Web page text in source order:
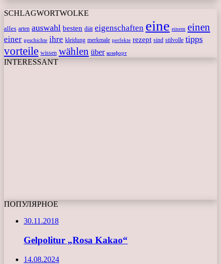
SCHLAGWORTWOLKE
alles arten auswahl besten diät eigenschaften eine einem einen
einer geschichte ihre kleidung merkmale perfekte rezept sind stilvolle tipps
vorteile wissen wählen über комфорт
INTERESSANT
ПОПУЛЯРНОЕ
30.11.2018
Gelpolitur „Rosa Kakao“
14.08.2024